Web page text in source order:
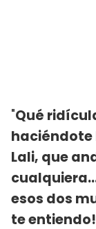
"Qué
haciéndote
Lali, que
esos dos
te entiendo!